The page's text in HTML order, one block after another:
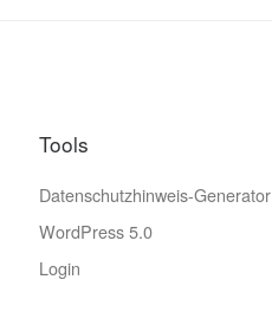
Tools
Datenschutzhinweis-Generator
WordPress 5.0
Login